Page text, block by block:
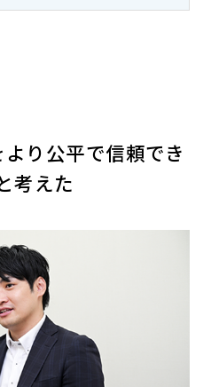
り公平で信頼でき
考えた